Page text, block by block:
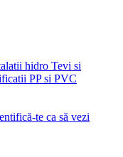
hidro Tevi si
PP si PVC
te ca să vezi